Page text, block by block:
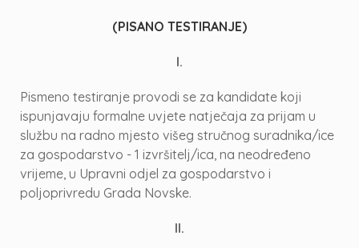
(PISANO TESTIRANJE)
I.
Pismeno testiranje provodi se za kandidate koji
ispunjavaju formalne uvjete natječaja za prijam u
službu na radno mjesto višeg stručnog suradnika/ice
za gospodarstvo - 1 izvršitelj/ica, na neodređeno
vrijeme, u Upravni odjel za gospodarstvo i
poljoprivredu Grada Novske.
II.